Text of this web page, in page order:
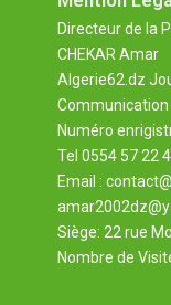
Directeur de la
CHEKAR Amar
Algerie62.dz
Communication
Numéro
Tel 0554 57 22
Email :
Siège: 22 rue
Nombre de